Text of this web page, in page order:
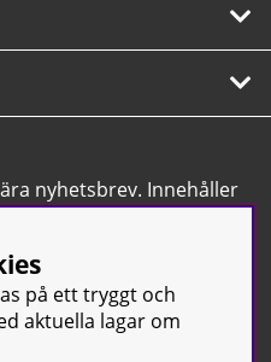
nyhetsbrev. Innehåller
erbjudanden.
på ett tryggt och
aktuella lagar om